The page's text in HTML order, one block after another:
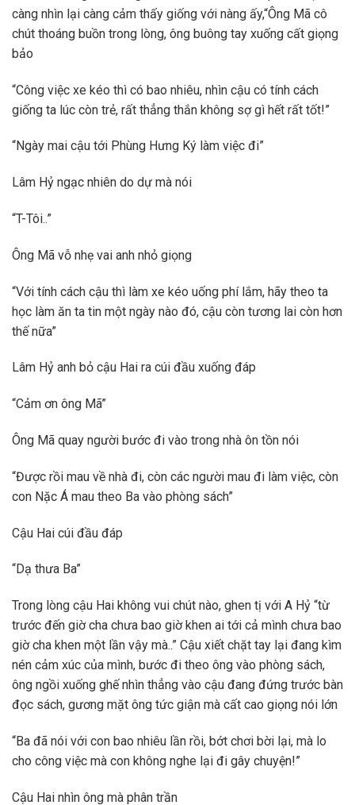
càng nhìn lại càng cảm thấy giống với nàng ấy,“Ông Mã cô
chút thoáng buồn trong lòng, ông buông tay xuống cất giọng
bảo
“Công việc xe kéo thì có bao nhiêu, nhìn cậu có tính cách
giống ta lúc còn trẻ, rất thẳng thắn không sợ gì hết rất tốt!”
“Ngày mai cậu tới Phùng Hưng Ký làm việc đi”
Lâm Hỷ ngạc nhiên do dự mà nói
“T-Tôi..”
Ông Mã vỗ nhẹ vai anh nhỏ giọng
“Với tính cách cậu thì làm xe kéo uống phí lắm, hãy theo ta
học làm ăn ta tin một ngày nào đó, cậu còn tương lai còn hơn
thế nữa”
Lâm Hỷ anh bỏ cậu Hai ra cúi đầu xuống đáp
“Cảm ơn ông Mã”
Ông Mã quay người bước đi vào trong nhà ôn tồn nói
“Được rồi mau về nhà đi, còn các người mau đi làm việc, còn
con Nặc Á mau theo Ba vào phòng sách”
Cậu Hai cúi đầu đáp
“Dạ thưa Ba”
Trong lòng cậu Hai không vui chút nào, ghen tị với A Hỷ “từ
trước đến giờ cha chưa bao giờ khen ai tới cả mình chưa bao
giờ cha khen một lần vậy mà..” Cậu xiết chặt tay lại đang kìm
nén cảm xúc của mình, bước đi theo ông vào phòng sách,
ông ngồi xuống ghế nhìn thẳng vào cậu đang đứng trước bàn
đọc sách, gương mặt ông tức giận mà cất cao giọng nói lớn
“Ba đã nói với con bao nhiêu lần rồi, bớt chơi bời lại, mà lo
cho công việc mà con không nghe lại đi gây chuyện!”
Cậu Hai nhìn ông mà phân trần